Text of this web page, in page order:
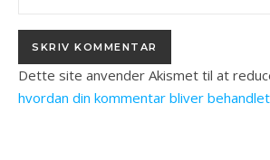
Dette site anvender Akismet til at
hvordan din kommentar bliver behandlet